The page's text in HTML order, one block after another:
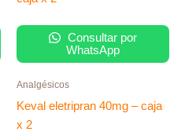
Consultar por
WhatsApp
Analgésicos
Keval eletripran 40mg – caja
x 2